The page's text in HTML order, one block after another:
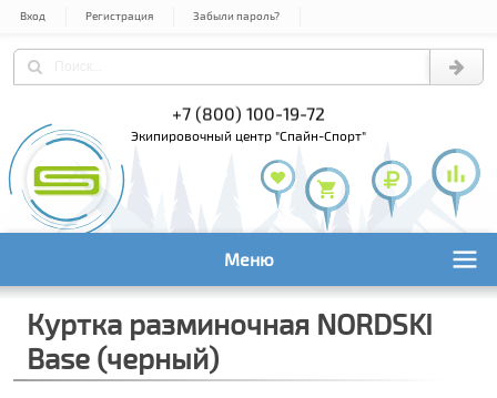
Вход Регистрация Забыли пароль?
+7 (800) 100-19-72
экипировочный центр "Спайн-Спорт"
Меню
Куртка разминочная NORDSKI
Base (черный)